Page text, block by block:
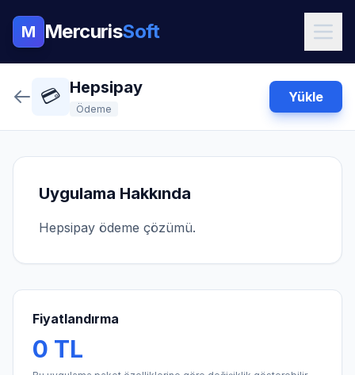
M MercurisSoft
💳 Hepsipay
Ödeme
Yükle
Uygulama Hakkında
Hepsipay ödeme çözümü.
Fiyatlandırma
0 TL